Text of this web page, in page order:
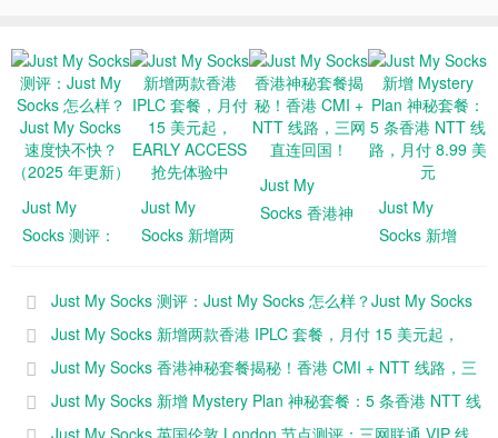
Just My
Socks 测评：
Socks 怎么
Socks 速度快
不快？
（2025 年更
新）
Just My
Socks 新增两
套餐，月付
EARLY
ACCESS 抢
先体验中
Just My
Socks 香港神
NTT 线路，
三网直连回
Just My
Socks 新增
神秘套餐：5
线路，月付
8.99 美元
Just My Socks 测评：Just My Socks 怎么样？Just My Socks
速度快不快？（2025 年更新）
Just My Socks 新增两款香港 IPLC 套餐，月付 15 美元起，
EARLY ACCESS 抢先体验中
Just My Socks 香港神秘套餐揭秘！香港 CMI + NTT 线路，三
网直连回国！
Just My Socks 新增 Mystery Plan 神秘套餐：5 条香港 NTT 线
路，月付 8.99 美元
Just My Socks 英国伦敦 London 节点测评：三网联通 VIP 线